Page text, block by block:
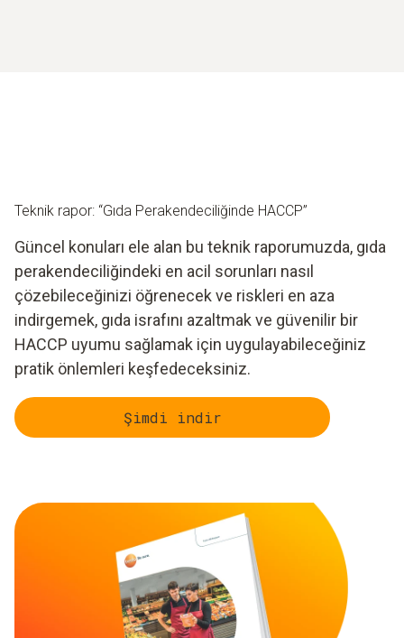
Teknik rapor: “Gıda Perakendeciliğinde HACCP”
Güncel konuları ele alan bu teknik raporumuzda, gıda
perakendeciliğindeki en acil sorunları nasıl
çözebileceğinizi öğrenecek ve riskleri en aza
indirgemek, gıda israfını azaltmak ve güvenilir bir
HACCP uyumu sağlamak için uygulayabileceğiniz
pratik önlemleri keşfedeceksiniz.
Şimdi indir